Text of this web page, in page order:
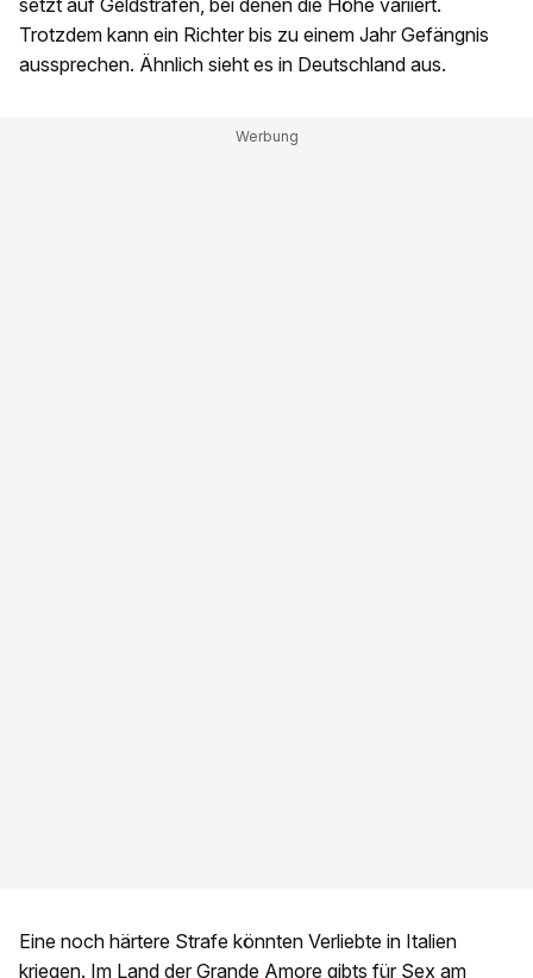
setzt auf Geldstrafen, bei denen die Höhe variiert.
Trotzdem kann ein Richter bis zu einem Jahr Gefängnis
aussprechen. Ähnlich sieht es in Deutschland aus.
Eine noch härtere Strafe könnten Verliebte in Italien
kriegen. Im Land der Grande Amore gibts für Sex am